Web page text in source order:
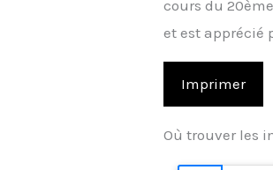
cours du
et est apprécié
Imprimer
Où trouver les